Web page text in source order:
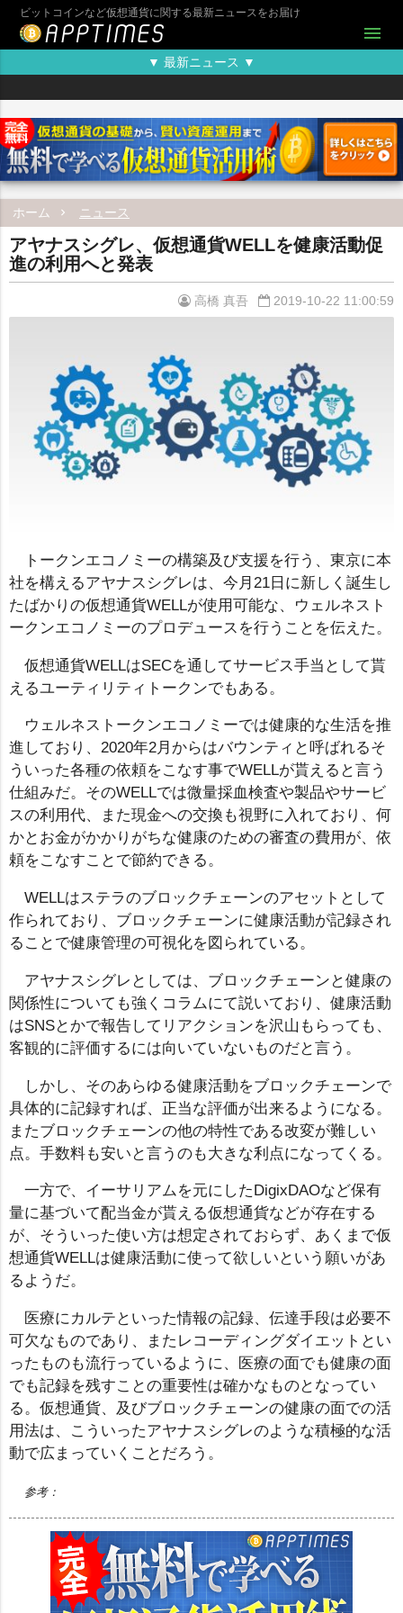
ビットコインなど仮想通貨に関する最新ニュースをお届け
menu
▼ 最新ニュース ▼
ホーム ニュース
アヤナスシグレ、仮想通貨WELLを健康活動促
進の利用へと発表
高橋 真吾 2019-10-22 11:00:59
トークンエコノミーの構築及び支援を行う、東京に本
社を構えるアヤナスシグレは、今月21日に新しく誕生し
たばかりの仮想通貨WELLが使用可能な、ウェルネスト
ークンエコノミーのプロデュースを行うことを伝えた。
仮想通貨WELLはSECを通してサービス手当として貰
えるユーティリティトークンでもある。
ウェルネストークンエコノミーでは健康的な生活を推
進しており、2020年2月からはバウンティと呼ばれるそ
ういった各種の依頼をこなす事でWELLが貰えると言う
仕組みだ。そのWELLでは微量採血検査や製品やサービ
スの利用代、また現金への交換も視野に入れており、何
かとお金がかかりがちな健康のための審査の費用が、依
頼をこなすことで節約できる。
WELLはステラのブロックチェーンのアセットとして
作られており、ブロックチェーンに健康活動が記録され
ることで健康管理の可視化を図られている。
アヤナスシグレとしては、ブロックチェーンと健康の
関係性についても強くコラムにて説いており、健康活動
はSNSとかで報告してリアクションを沢山もらっても、
客観的に評価するには向いていないものだと言う。
しかし、そのあらゆる健康活動をブロックチェーンで
具体的に記録すれば、正当な評価が出来るようになる。
またブロックチェーンの他の特性である改変が難しい
点。手数料も安いと言うのも大きな利点になってくる。
一方で、イーサリアムを元にしたDigixDAOなど保有
量に基づいて配当金が貰える仮想通貨などが存在する
が、そういった使い方は想定されておらず、あくまで仮
想通貨WELLは健康活動に使って欲しいという願いがあ
るようだ。
医療にカルテといった情報の記録、伝達手段は必要不
可欠なものであり、またレコーディングダイエットとい
ったものも流行っているように、医療の面でも健康の面
でも記録を残すことの重要性は確かなものとなってい
る。仮想通貨、及びブロックチェーンの健康の面での活
用法は、こういったアヤナスシグレのような積極的な活
動で広まっていくことだろう。
参考：